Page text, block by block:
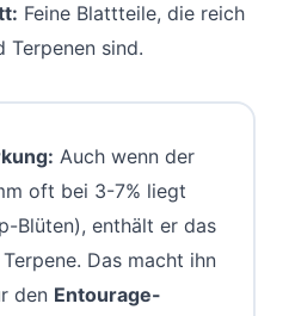
Feine Blattteile, die reich
Terpenen sind.
Auch wenn der
oft bei 3-7% liegt
Blüten), enthält er das
Das macht ihn
den Entourage-